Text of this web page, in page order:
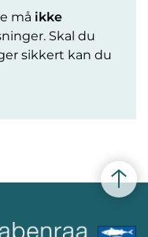
må ikke
Skal du
sikkert kan du